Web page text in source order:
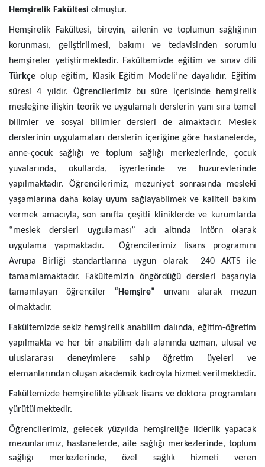
Hemşirelik Fakültesi olmuştur.
Hemşirelik Fakültesi, bireyin, ailenin ve toplumun sağlığının
korunması, geliştirilmesi, bakımı ve tedavisinden sorumlu
hemşireler yetiştirmektedir. Fakültemizde eğitim ve sınav dili
Türkçe olup eğitim, Klasik Eğitim Modeli’ne dayalıdır. Eğitim
süresi 4 yıldır. Öğrencilerimiz bu süre içerisinde hemşirelik
mesleğine ilişkin teorik ve uygulamalı derslerin yanı sıra temel
bilimler ve sosyal bilimler dersleri de almaktadır. Meslek
derslerinin uygulamaları derslerin içeriğine göre hastanelerde,
anne-çocuk sağlığı ve toplum sağlığı merkezlerinde, çocuk
yuvalarında, okullarda, işyerlerinde ve huzurevlerinde
yapılmaktadır. Öğrencilerimiz, mezuniyet sonrasında mesleki
yaşamlarına daha kolay uyum sağlayabilmek ve kaliteli bakım
vermek amacıyla, son sınıfta çeşitli kliniklerde ve kurumlarda
“meslek dersleri uygulaması” adı altında intörn olarak
uygulama yapmaktadır. Öğrencilerimiz lisans programını
Avrupa Birliği standartlarına uygun olarak 240 AKTS ile
tamamlamaktadır. Fakültemizin öngördüğü dersleri başarıyla
tamamlayan öğrenciler “Hemşire” unvanı alarak mezun
olmaktadır.
Fakültemizde sekiz hemşirelik anabilim dalında, eğitim-öğretim
yapılmakta ve her bir anabilim dalı alanında uzman, ulusal ve
uluslararası deneyimlere sahip öğretim üyeleri ve
elemanlarından oluşan akademik kadroyla hizmet verilmektedir.
Fakültemizde hemşirelikte yüksek lisans ve doktora programları
yürütülmektedir.
Öğrencilerimiz, gelecek yüzyılda hemşireliğe liderlik yapacak
mezunlarımız, hastanelerde, aile sağlığı merkezlerinde, toplum
sağlığı merkezlerinde, özel sağlık hizmeti veren